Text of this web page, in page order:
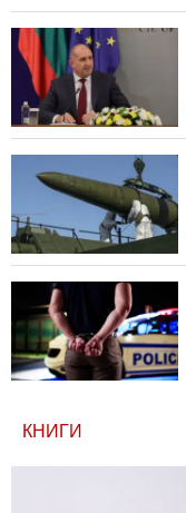
КНИГИ